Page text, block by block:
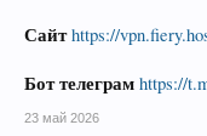
Сайт https://
Бот телеграм https://
23 май 2026